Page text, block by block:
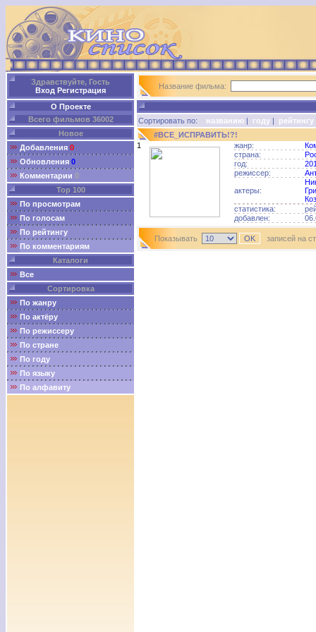
Здравствуйте, Гость
Вход Регистрация
О Проекте
Всего фильмов 36002
Новое
Добавления 0
Обновления 0
Комментарии 0
Top 100
По просмотрам
По голосам
По рейтингу
По комментариям
Каталоги
Все
Сортировка
По жанру
По актёру
По режиссеру
По стране
По году
По языку
По алфавиту
Название фильма:
Сортировать по: названию | году | рейтингу
#ВСЕ_ИСПРАВИТЬ!?!
1
жанр:
страна:
год:
режиссер:
актеры:
статистика:
добавлен:
Показывать записей на